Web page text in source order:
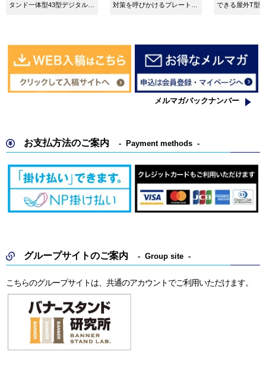
タンド一体型43型デジタルサ
対策を呼びかけるプレート看
できる屋外T型
メルマガバックナンバー
お支払方法のご案内 Payment methods
グループサイトのご案内 Group site
こちらのグループサイトは、共通のアカウントでご利用いただけます。